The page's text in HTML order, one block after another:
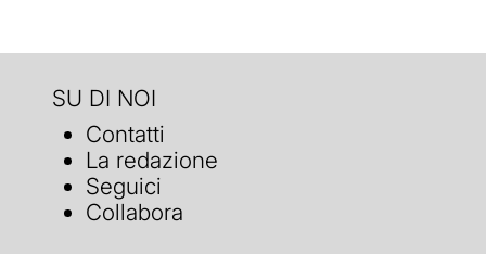
SU DI NOI
Contatti
La redazione
Seguici
Collabora